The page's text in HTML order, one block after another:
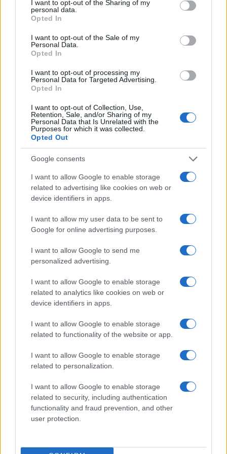
not limited to your visit or usage behaviour. You may click to
grant or deny consent to Google and its third-party tags to
use your data for below specified purposes in below Google
consent section.
I want to opt-out of the Sharing of my
personal data.
Opted In
I want to opt-out of the Sale of my
Personal Data.
Opted In
I want to opt-out of processing my
Personal Data for Targeted Advertising.
Opted In
I want to opt-out of Collection, Use,
Retention, Sale, and/or Sharing of my
Personal Data that Is Unrelated with the
Purposes for which it was collected.
Opted Out
Google consents
I want to allow Google to enable storage
related to advertising like cookies on web or
device identifiers in apps.
I want to allow my user data to be sent to
Google for online advertising purposes.
I want to allow Google to send me
personalized advertising.
I want to allow Google to enable storage
related to analytics like cookies on web or
device identifiers in apps.
I want to allow Google to enable storage
related to functionality of the website or app.
I want to allow Google to enable storage
related to personalization.
I want to allow Google to enable storage
related to security, including authentication
functionality and fraud prevention, and other
user protection.
ΑΚΟΛΟΥΘΗΣΤΕ ΜΑΣ ΣΤΟ GOOGLE
NEWS ΚΑΝΟΝΤΑΣ ΚΛΙΚ ΕΔΩ
TAGS
ΝΤΙΝΑΜΟ ΚΙΕΒΟΥ
EUROPA LEAGUE
Ροή Ειδήσεων
ΤΟΥΡΚΙΑ
06/08/26 - 22:47
ρόλος της Τουρκίας στις σύγχρονες μεταναστευτικές
διαδρομές
ΕΛΛΑΔΑ
06/08/26 - 22:34
Marfin: Έφθασε στην Ελλάδα η 46χρονη κατηγορούμενη -
ΑΜΥΝΑ
06/08/26 - 22:26
DHC-515: Άρχισε στον Καναδά η κατασκευή του πρώτου
ελληνικού σύγχρονου δασοπυροσβεστικού αεροσκάφους
ΑΜΥΝΑ
ΓΕΕΘΑ: Σοβαρές τουρκικές προκλήσεις στο Αιγαίο, με
οπλισμένα F-16, εμπλοκή, UAV και ATR-72!
06/08/26 - 22:13
Κλήρωση Τζόκερ 3102 (6/8/2026): Αυτοί είναι οι τυχεροί
αριθμοί που κερδίζουν
ΔΙΕΘΝΗ
Fars: Το Ιρανικό κοινοβούλιο εξετάζει την απαγόρευση